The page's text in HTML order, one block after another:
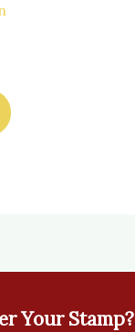
Your Stamp?